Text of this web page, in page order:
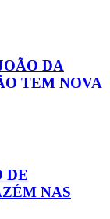
DA
TEM NOVA
DE
NAS